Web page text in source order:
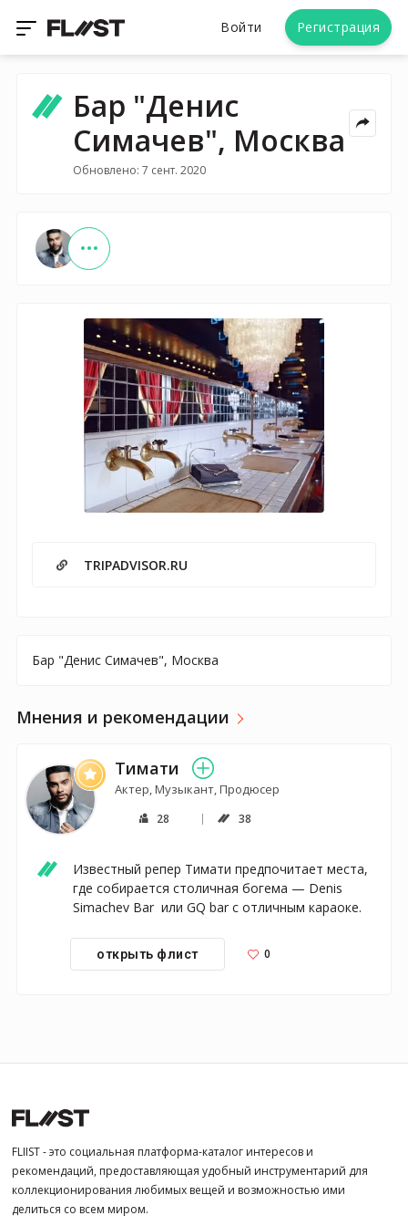
Войти Регистрация
Бар "Денис
Симачев", Москва
Обновлено: 7 сент. 2020
TRIPADVISOR.RU
Бар "Денис Симачев", Москва
Мнения и рекомендации
Тимати
Актер, Музыкант, Продюсер
28 38
Известный репер Тимати предпочитает места,
где собирается столичная богема — Denis
Simachev Bar  или GQ bar с отличным караоке.
открыть флист 0
FLIIST - это социальная платформа-каталог интересов и
рекомендаций, предоставляющая удобный инструментарий для
коллекционирования любимых вещей и возможностью ими
делиться со всем миром.